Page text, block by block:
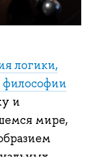
логики,
и
мире,